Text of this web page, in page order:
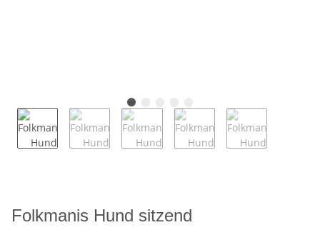
Folkmanis Hund sitzend